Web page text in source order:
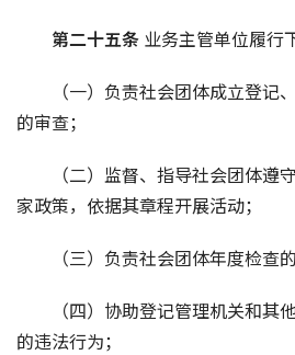
第二十五条 业务主管单位履行
（一）负责社会团体成立登记
的审查；
（二）监督、指导社会团体遵
家政策，依据其章程开展活动；
（三）负责社会团体年度检查
（四）协助登记管理机关和其
的违法行为；